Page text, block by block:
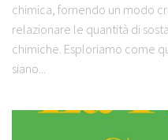
chimica, fornendo un modo
relazionare le quantità di
chimiche. Esploriamo come
siano...